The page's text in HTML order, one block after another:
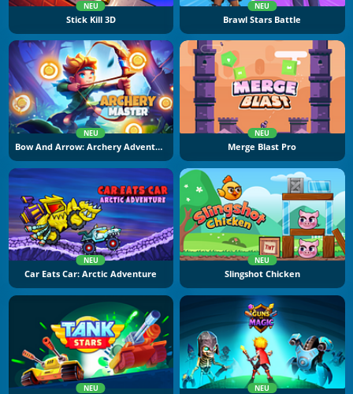
NEU
Stick Kill 3D
NEU
Brawl Stars Battle
NEU
Bow And Arrow: Archery Adventure
NEU
Merge Blast Pro
NEU
Car Eats Car: Arctic Adventure
NEU
Slingshot Chicken
NEU NEU